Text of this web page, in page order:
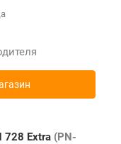
728 Extra (PN-